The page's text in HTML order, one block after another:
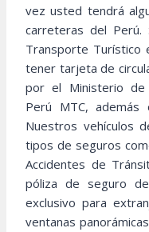
vez usted tendrá
carreteras del Perú.
Transporte Turístico
tener tarjeta de
por el Ministerio de
Perú MTC,
Nuestros vehículos
tipos de seguros
Accidentes de
póliza de seguro
exclusivo para
ventanas